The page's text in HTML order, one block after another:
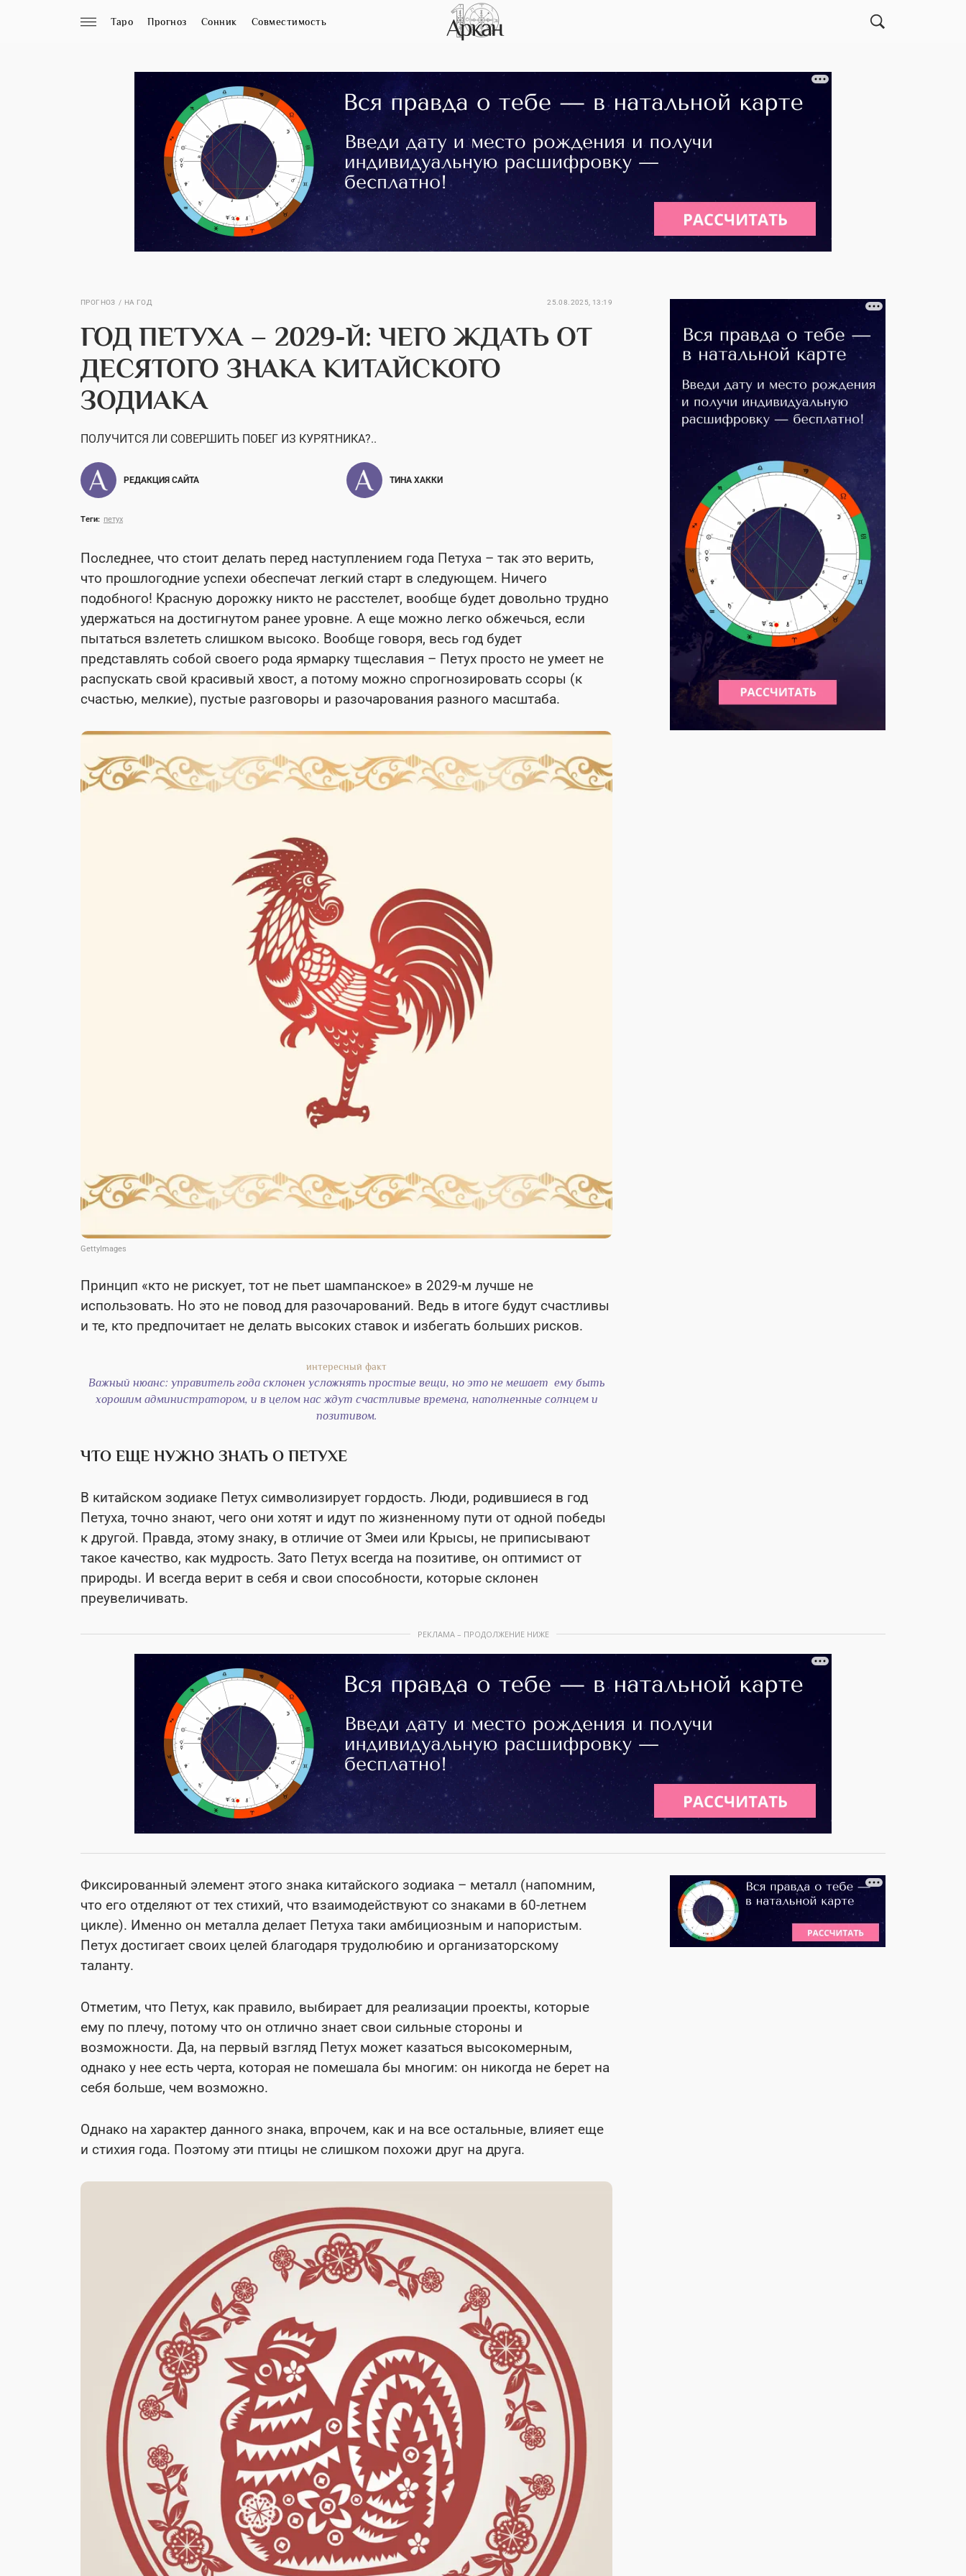
Таро Прогноз Сонник Совместимость
ПРОГНОЗ НА ГОД 25.08.2025, 13:19
ГОД ПЕТУХА – 2029-Й: ЧЕГО ЖДАТЬ ОТ
ДЕСЯТОГО ЗНАКА КИТАЙСКОГО
ЗОДИАКА
ПОЛУЧИТСЯ ЛИ СОВЕРШИТЬ ПОБЕГ ИЗ КУРЯТНИКА?..
РЕДАКЦИЯ САЙТА ТИНА ХАККИ
Теги: петух
Последнее, что стоит делать перед наступлением года Петуха – так это верить,
что прошлогодние успехи обеспечат легкий старт в следующем. Ничего
подобного! Красную дорожку никто не расстелет, вообще будет довольно трудно
удержаться на достигнутом ранее уровне. А еще можно легко обжечься, если
пытаться взлететь слишком высоко. Вообще говоря, весь год будет
представлять собой своего рода ярмарку тщеславия – Петух просто не умеет не
распускать свой красивый хвост, а потому можно спрогнозировать ссоры (к
счастью, мелкие), пустые разговоры и разочарования разного масштаба.
GettyImages
Принцип «кто не рискует, тот не пьет шампанское» в 2029-м лучше не
использовать. Но это не повод для разочарований. Ведь в итоге будут счастливы
и те, кто предпочитает не делать высоких ставок и избегать больших рисков.
Важный нюанс: управитель года склонен усложнять простые вещи, но это не мешает ему быть
хорошим администратором, и в целом нас ждут счастливые времена, наполненные солнцем и
позитивом.
ЧТО ЕЩЕ НУЖНО ЗНАТЬ О ПЕТУХЕ
В китайском зодиаке Петух символизирует гордость. Люди, родившиеся в год
Петуха, точно знают, чего они хотят и идут по жизненному пути от одной победы
к другой. Правда, этому знаку, в отличие от Змеи или Крысы, не приписывают
такое качество, как мудрость. Зато Петух всегда на позитиве, он оптимист от
природы. И всегда верит в себя и свои способности, которые склонен
преувеличивать.
РЕКЛАМА – ПРОДОЛЖЕНИЕ НИЖЕ
Фиксированный элемент этого знака китайского зодиака – металл (напомним,
что его отделяют от тех стихий, что взаимодействуют со знаками в 60-летнем
цикле). Именно он металла делает Петуха таки амбициозным и напористым.
Петух достигает своих целей благодаря трудолюбию и организаторскому
таланту.
Отметим, что Петух, как правило, выбирает для реализации проекты, которые
ему по плечу, потому что он отлично знает свои сильные стороны и
возможности. Да, на первый взгляд Петух может казаться высокомерным,
однако у нее есть черта, которая не помешала бы многим: он никогда не берет на
себя больше, чем возможно.
Однако на характер данного знака, впрочем, как и на все остальные, влияет еще
и стихия года. Поэтому эти птицы не слишком похожи друг на друга.